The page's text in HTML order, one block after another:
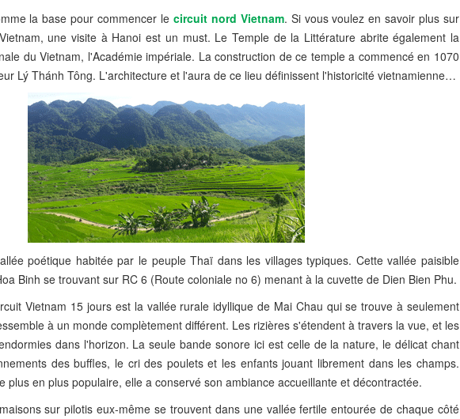
la base pour commencer le circuit nord Vietnam. Si vous voulez en savoir plus sur
une visite à Hanoi est un must. Le Temple de la Littérature abrite également la
du Vietnam, l'Académie impériale. La construction de ce temple a commencé en 1070
Lý Thánh Tông. L'architecture et l'aura de ce lieu définissent l'historicité vietnamienne…
poétique habitée par le peuple Thaï dans les villages typiques. Cette vallée paisible
Binh se trouvant sur RC 6 (Route coloniale no 6) menant à la cuvette de Dien Bien Phu.
Vietnam 15 jours est la vallée rurale idyllique de Mai Chau qui se trouve à seulement
à un monde complètement différent. Les rizières s'étendent à travers la vue, et les
dans l'horizon. La seule bande sonore ici est celle de la nature, le délicat chant
des buffles, le cri des poulets et les enfants jouant librement dans les champs.
plus en plus populaire, elle a conservé son ambiance accueillante et décontractée.
sur pilotis eux-même se trouvent dans une vallée fertile entourée de chaque côté